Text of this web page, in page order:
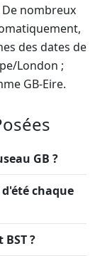
nombreux
des dates de
London ;
GB-Eire.
GB ?
chaque
?